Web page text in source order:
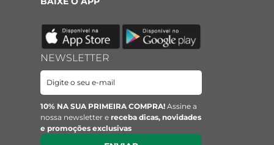
NEWSLETTER
10% NA SUA PRIMEIRA COMPRA! Assine a
nossa newsletter e receba dicas, novidades
e promoções exclusivas